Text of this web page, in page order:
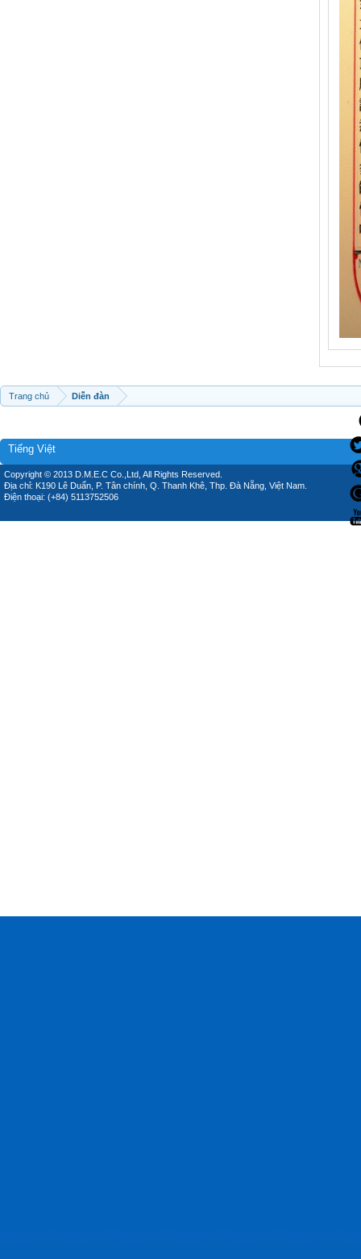
Trang chủ Diễn đàn
Tiếng Việt
Copyright © 2013 D.M.E.C Co.,Ltd, All Rights Reserved.
Địa chỉ: K190 Lê Duẩn, P. Tân chính, Q. Thanh Khê, Thp. Đà Nẵng, Việt Nam.
Điện thoại: (+84) 5113752506